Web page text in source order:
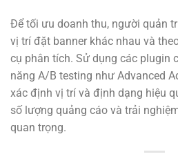
Để tối ưu doanh thu, người quản
vị trí đặt banner khác nhau và
cụ phân tích. Sử dụng các plugin
năng A/B testing như Advanced
xác định vị trí và định dạng hiệu
số lượng quảng cáo và trải
quan trọng.